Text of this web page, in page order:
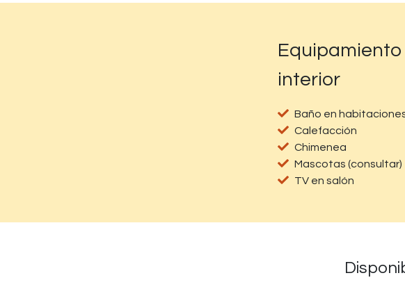
Equipamiento
interior
Baño en
Calefacción
Chimenea
Mascotas (consultar)
TV en salón